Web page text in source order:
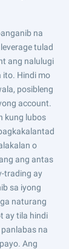
na
tulad
ang nalulugi
ito. Hindi mo
posibleng
account.
kung lubos
o
ang antas
trading ay
sa iyong
naturang
ay tila hindi
na
Ang